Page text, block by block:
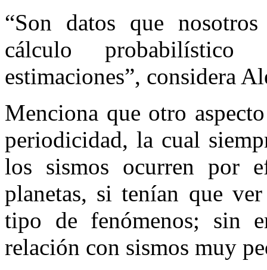
“Son datos que
cálculo
estimaciones”, considera
Menciona que otro
periodicidad, la cual
los sismos ocurren por
planetas, si tenían que
tipo de fenómenos; sin
relación con sismos muy